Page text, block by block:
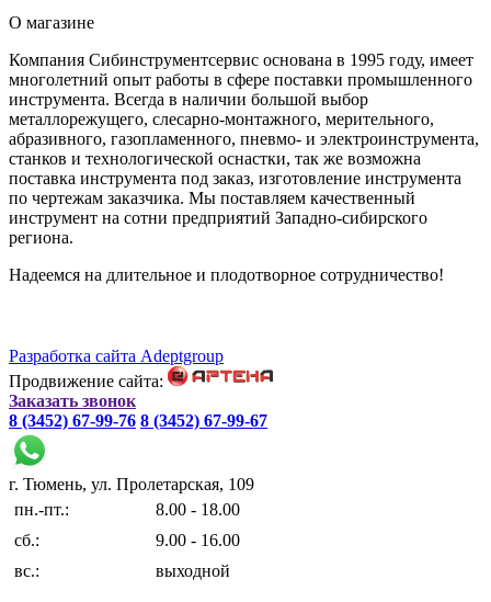
О магазине
Компания Сибинструментсервис основана в 1995 году, имеет
многолетний опыт работы в сфере поставки промышленного
инструмента. Всегда в наличии большой выбор
металлорежущего, слесарно-монтажного, мерительного,
абразивного, газопламенного, пневмо- и электроинструмента,
станков и технологической оснастки, так же возможна
поставка инструмента под заказ, изготовление инструмента
по чертежам заказчика. Мы поставляем качественный
инструмент на сотни предприятий Западно-сибирского
региона.
Надеемся на длительное и плодотворное сотрудничество!
Разработка сайта Adeptgroup
Продвижение сайта:
Заказать звонок
8 (3452) 67-99-76 8 (3452) 67-99-67
г. Тюмень, ул. Пролетарская, 109
пн.-пт.:
8.00 - 18.00
сб.:
9.00 - 16.00
вс.:
выходной